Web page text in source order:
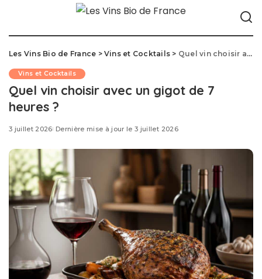
Les Vins Bio de France >Vins et Cocktails > Quel vin choisir avec un gigot de 7 heures ?
Vins et Cocktails
Quel vin choisir avec un gigot de 7
heures ?
3 juillet 2026 Dernière mise à jour le 3 juillet 2026